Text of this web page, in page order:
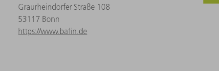
Graurheindorfer Straße 108
53117 Bonn
https://www.bafin.de